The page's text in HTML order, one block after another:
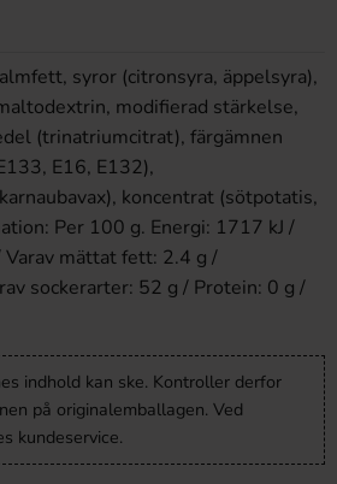
syror (citronsyra, äppelsyra),
modifierad stärkelse,
(trinatriumcitrat), färgämnen
E16, E132),
koncentrat (sötpotatis,
Per 100 g. Energi: 1717 kJ /
mättat fett: 2.4 g /
sockerarter: 52 g / Protein: 0 g /
indhold kan ske. Kontroller derfor
på originalemballagen. Ved
kundeservice.